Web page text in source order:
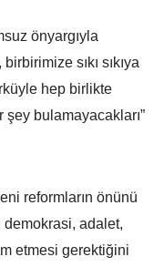
önyargıyla
sıkı sıkıya
hep birlikte
bulamayacakları”
reformların önünü
demokrasi, adalet,
etmesi gerektiğini